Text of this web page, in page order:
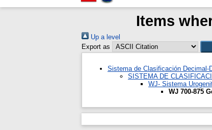
Items
Up a level
Export as
Sistema de Clasificación Decimal-
SISTEMA DE
WJ- Sistema
WJ 700-875